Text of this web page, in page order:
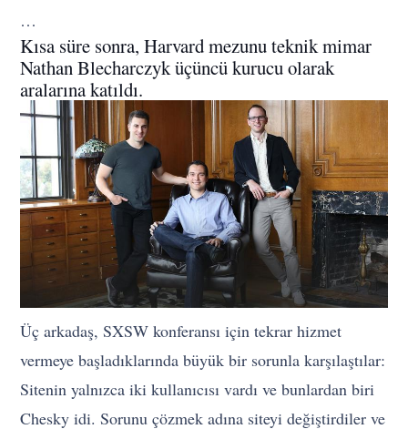
…
Kısa süre sonra, Harvard mezunu teknik mimar
Nathan Blecharczyk üçüncü kurucu olarak
aralarına katıldı.
Üç arkadaş, SXSW konferansı için tekrar hizmet
vermeye başladıklarında büyük bir sorunla karşılaştılar:
Sitenin yalnızca iki kullanıcısı vardı ve bunlardan biri
Chesky idi. Sorunu çözmek adına siteyi değiştirdiler ve